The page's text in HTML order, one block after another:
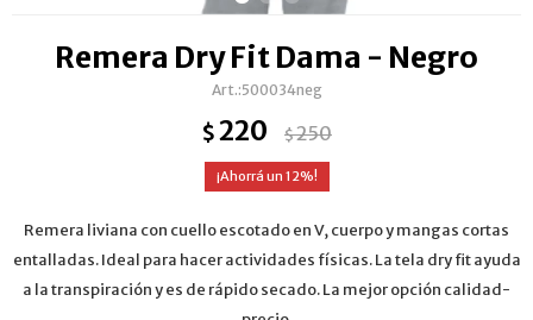
Remera Dry Fit Dama - Negro
500034neg
$220 $250
12
Remera liviana con cuello escotado en V, cuerpo y mangas cortas
entalladas. Ideal para hacer actividades físicas. La tela dry fit ayuda
a la transpiración y es de rápido secado. La mejor opción calidad-